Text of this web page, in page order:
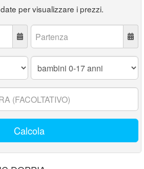
per visualizzare i prezzi.
Partenza:
Bambini
17
Calcola